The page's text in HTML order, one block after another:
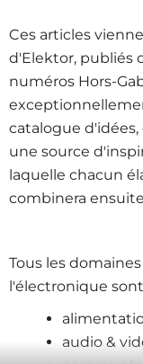
Ces articles
d'Elektor, publiés
numéros Hors-
catalogue
une source
laquelle chacun
combinera
Tous les
l'électronique
audio &